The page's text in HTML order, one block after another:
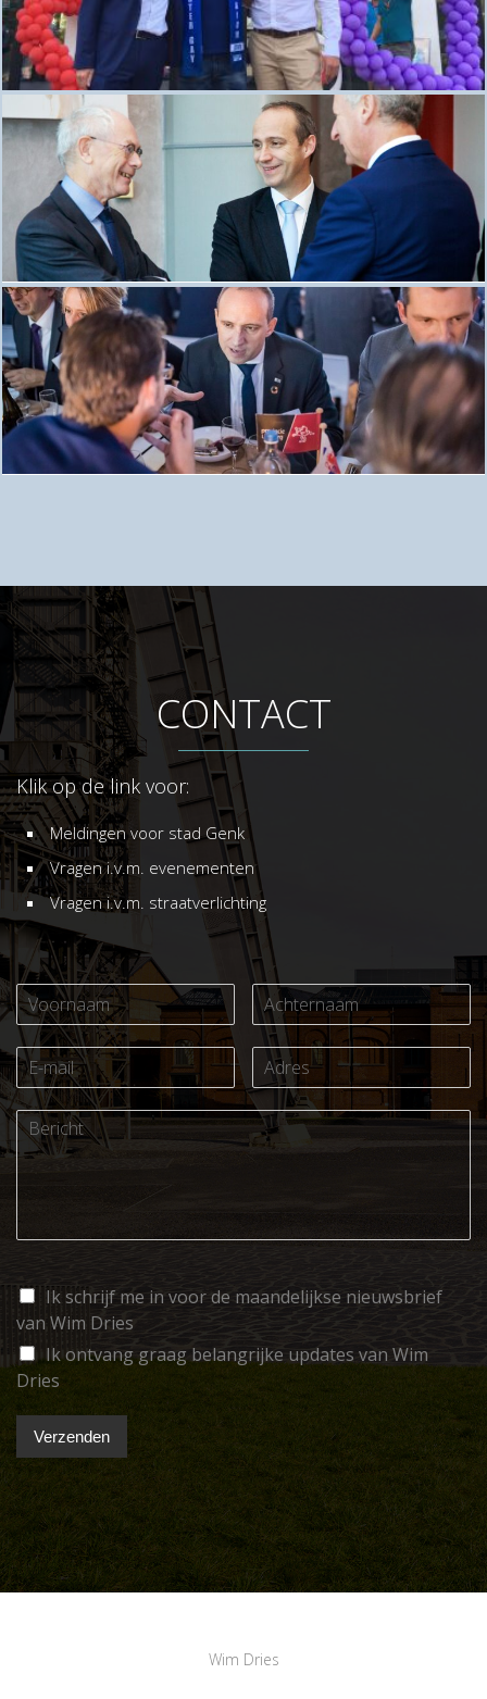
CONTACT
Klik op de link voor:
Meldingen voor stad Genk
Vragen i.v.m. evenementen
Vragen i.v.m. straatverlichting
Ik schrijf me in voor de maandelijkse nieuwsbrief
van Wim Dries
Ik ontvang graag belangrijke updates van Wim
Dries
Verzenden
Wim Dries